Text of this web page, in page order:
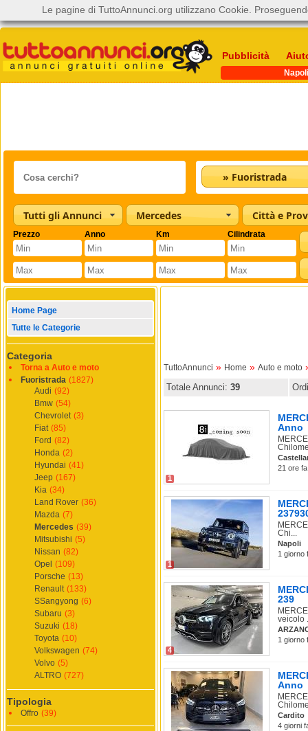
Pubblicità
Napoli
» Fuoristrada
Tutti gli Annunci Mercedes Città e
Prezzo Anno Km Cilindrata
Home Page
Tutte le Categorie
Categoria
Torna a Auto e moto
Fuoristrada (1827)
Audi (92)
Bmw (54)
Chevrolet (3)
Fiat (85)
Ford (82)
Honda (2)
Hyundai (41)
Jeep (167)
Kia (34)
Land Rover (36)
Mazda (7)
Mercedes (39)
Mitsubishi (5)
Nissan (82)
Opel (109)
Porsche (13)
Renault (133)
SSangyong (6)
Subaru (3)
Suzuki (18)
Toyota (10)
Volkswagen (74)
Volvo (5)
ALTRO (727)
Tipologia
Offro (39)
TuttoAnnunci » Home » Auto e moto
Totale Annunci: 39
1
Anno
21 ore
1
Chi...
Napoli
1 giorno
4
239
veicolo
1 giorno
Anno
Cardito
4 giorni
Le pagine di TuttoAnnunci.org utilizzano Cookie.